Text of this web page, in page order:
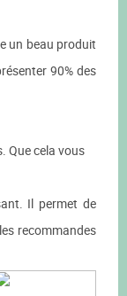
un beau produit
90% des
Que cela vous
Il permet de
recommandes